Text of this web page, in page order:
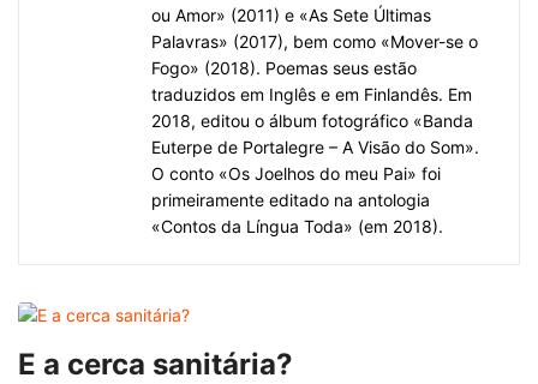
ou Amor» (2011) e «As Sete Últimas
Palavras» (2017), bem como «Mover-se o
Fogo» (2018). Poemas seus estão
traduzidos em Inglês e em Finlandês. Em
2018, editou o álbum fotográfico «Banda
Euterpe de Portalegre – A Visão do Som».
O conto «Os Joelhos do meu Pai» foi
primeiramente editado na antologia
«Contos da Língua Toda» (em 2018).
E a cerca sanitária?